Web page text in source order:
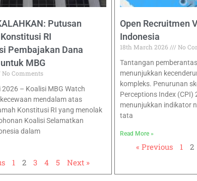
Putusan
RI
Pembajakan Dana
MBG
No Comments
– Koalisi MBG Watch
mendalam atas
Konstitusi RI yang menolak
Koalisi Selamatkan
dalam
1 2 3 4 5 Next »
Open Recruitmen
Indonesia
18th March 2026
No
Tantangan
menunjukkan
kompleks. Penurunan
Perceptions Index (CPI)
menunjukkan indikator
tata
Read More »
« Previous 1 2